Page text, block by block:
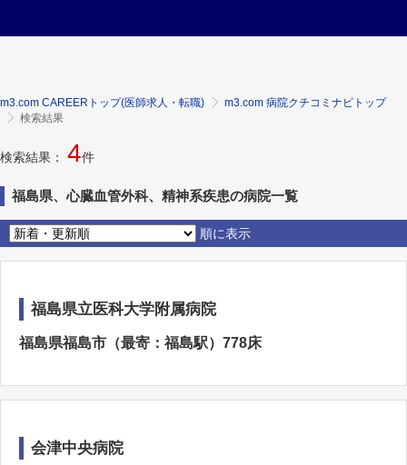
m3.com CAREERトップ(医師求人・転職)
m3.com 病院クチコミナビトップ
検索結果
検索結果： 4件
福島県、心臓血管外科、精神系疾患の病院一覧
順に表示
福島県立医科大学附属病院
福島県福島市（最寄：福島駅）778床
会津中央病院